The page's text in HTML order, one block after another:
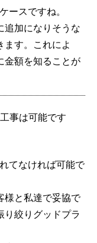
ースですね。
追加になりそうな
ます。これによ
金額を知ることが
事は可能です
てなければ可能で
様と私達で妥協で
り絞りグッドプラ